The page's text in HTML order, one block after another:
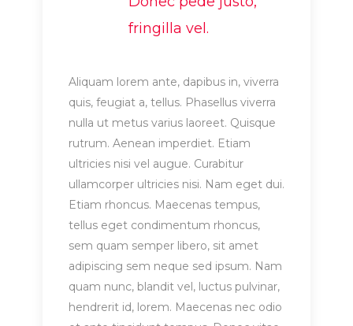
fringilla vel.
Aliquam lorem ante, dapibus in, viverra
quis, feugiat a, tellus. Phasellus viverra
nulla ut metus varius laoreet. Quisque
rutrum. Aenean imperdiet. Etiam
ultricies nisi vel augue. Curabitur
ullamcorper ultricies nisi. Nam eget dui.
Etiam rhoncus. Maecenas tempus,
tellus eget condimentum rhoncus,
sem quam semper libero, sit amet
adipiscing sem neque sed ipsum. Nam
quam nunc, blandit vel, luctus pulvinar,
hendrerit id, lorem. Maecenas nec odio